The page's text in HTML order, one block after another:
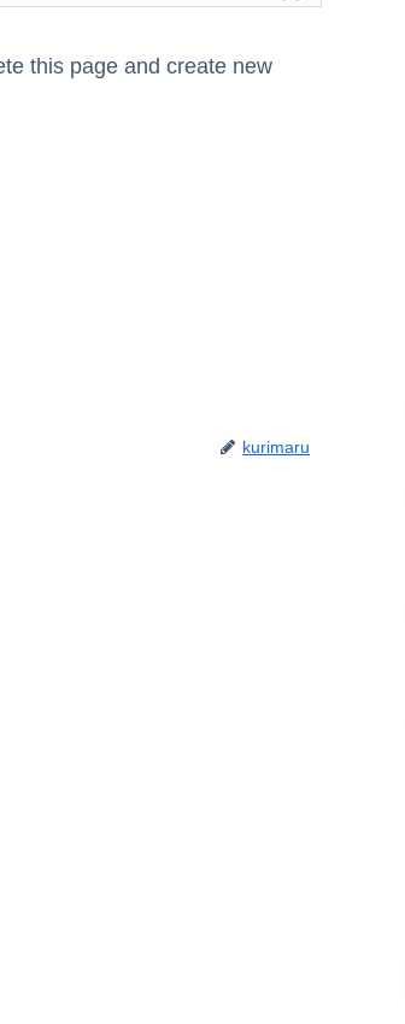
this page and create new
kurimaru